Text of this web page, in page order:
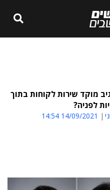
מוקד שירות לקוחות בתוך
14/09/2021 14:54